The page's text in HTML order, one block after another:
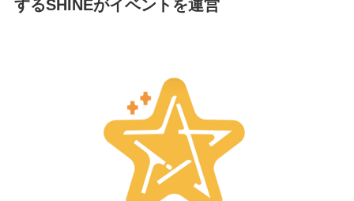
するSHINEがイベントを運営